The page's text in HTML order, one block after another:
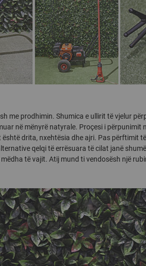
me prodhimin. Shumica e ullirit të vjelur
në mënyrë natyrale. Proçesi i përpunimit
drita, nxehtësia dhe ajri. Pas përftimit
qelqi të errësuara të cilat janë
të vajit. Atij mund ti vendosësh një